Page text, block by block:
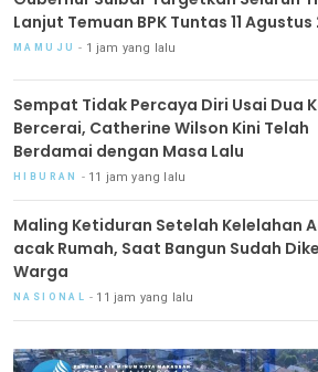
Lanjut Temuan BPK Tuntas 11 Agustus
MAMUJU 1 jam yang lalu
Sempat Tidak Percaya Diri Usai Dua
Bercerai, Catherine Wilson Kini Telah
Berdamai dengan Masa Lalu
HIBURAN 11 jam yang lalu
Maling Ketiduran Setelah Kelelahan
acak Rumah, Saat Bangun Sudah
Warga
NASIONAL 11 jam yang lalu